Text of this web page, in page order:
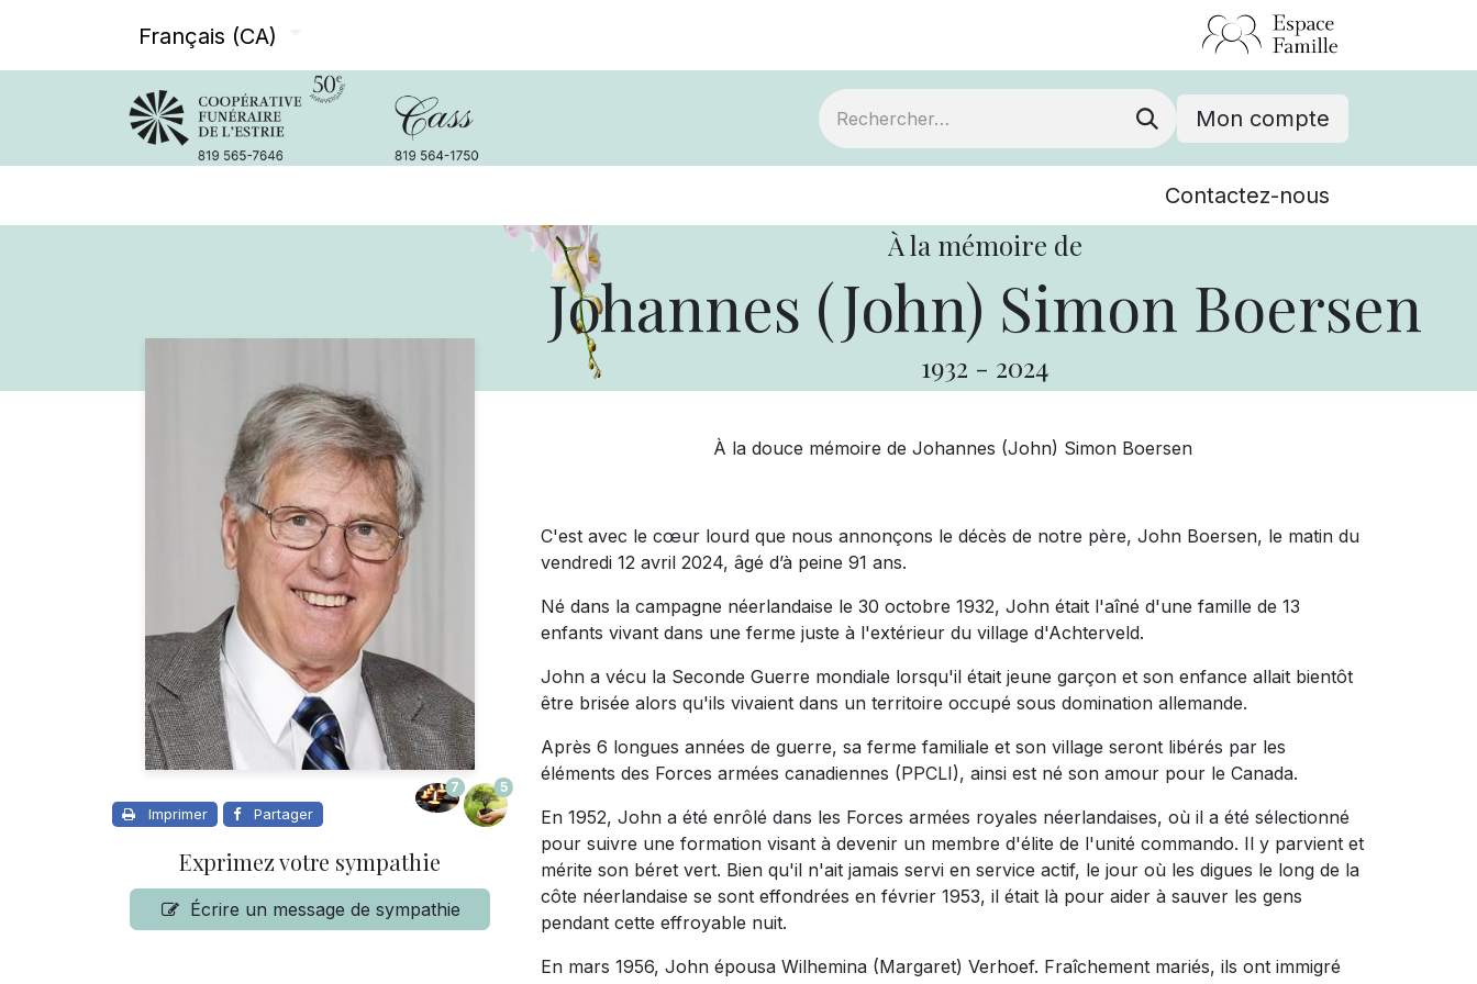
Français (CA)
Mon compte
Événements
Contactez-nous
À la mémoire de
Johannes (John) Simon Boersen
1932 - 2024
Imprimer Partager
7 5
Exprimez votre sympathie
Écrire un message de sympathie
À la douce mémoire de Johannes (John) Simon Boersen
C'est avec le cœur lourd que nous annonçons le décès de notre père, John Boersen, le matin du
vendredi 12 avril 2024, âgé d’à peine 91 ans.
Né dans la campagne néerlandaise le 30 octobre 1932, John était l'aîné d'une famille de 13
enfants vivant dans une ferme juste à l'extérieur du village d'Achterveld.
John a vécu la Seconde Guerre mondiale lorsqu'il était jeune garçon et son enfance allait bientôt
être brisée alors qu'ils vivaient dans un territoire occupé sous domination allemande.
Après 6 longues années de guerre, sa ferme familiale et son village seront libérés par les
éléments des Forces armées canadiennes (PPCLI), ainsi est né son amour pour le Canada.
En 1952, John a été enrôlé dans les Forces armées royales néerlandaises, où il a été sélectionné
pour suivre une formation visant à devenir un membre d'élite de l'unité commando. Il y parvient et
mérite son béret vert. Bien qu'il n'ait jamais servi en service actif, le jour où les digues le long de la
côte néerlandaise se sont effondrées en février 1953, il était là pour aider à sauver les gens
pendant cette effroyable nuit.
En mars 1956, John épousa Wilhemina (Margaret) Verhoef. Fraîchement mariés, ils ont immigré